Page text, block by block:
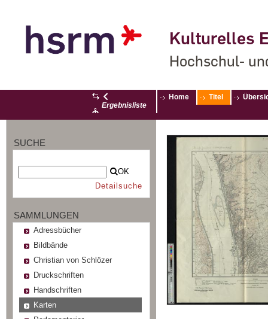
Kulturelles
Hochschul-
Ergebnisliste
Home Titel
SUCHE
OK
Detailsuche
SAMMLUNGEN
Adressbücher
Bildbände
Christian von Schlözer
Druckschriften
Handschriften
Karten